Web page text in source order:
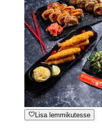
Lisa lemmikutesse